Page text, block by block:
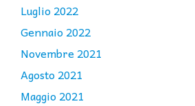
Luglio 2022
Gennaio 2022
Novembre 2021
Agosto 2021
Maggio 2021